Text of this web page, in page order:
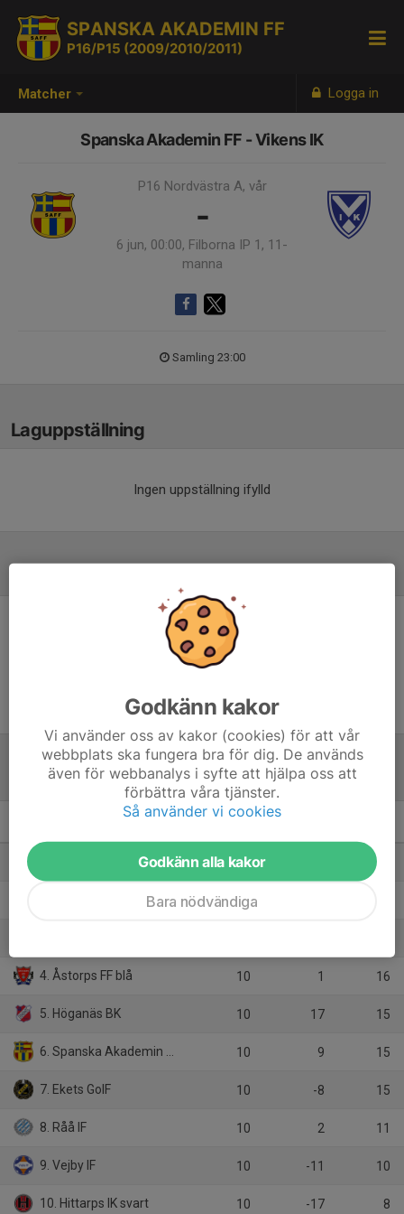
Matcher Logga in
SPANSKA AKADEMIN FF
P16/P15 (2009/2010/2011)
Spanska Akademin FF - Vikens IK
P16 Nordvästra A, vår
-
6 jun, 00:00, Filborna IP 1, 11-
manna
Samling 23:00
Laguppställning
Ingen uppställning ifylld
Inget referat skrivet
Tabell
1. Svalövs BK/Kågeröds BoIF 10 28
10
4. Åstorps FF blå 10 1 16
5. Höganäs BK 10 17 15
6. Spanska Akademin FF 10 9 15
7. Ekets GoIF 10 -8 15
8. Råå IF 10 2 11
9. Vejby IF 10 -11 10
10. Hittarps IK svart 10 -17 8
Godkänn kakor
Vi använder oss av kakor (cookies) för att vår
webbplats ska fungera bra för dig. De används
även för webbanalys i syfte att hjälpa oss att
förbättra våra tjänster.
Så använder vi cookies
Godkänn alla kakor
Bara nödvändiga